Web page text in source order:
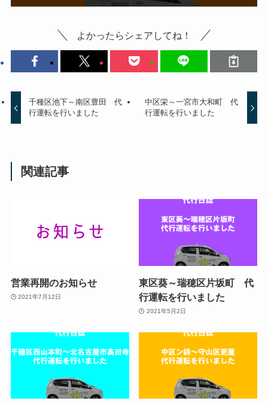
よかったらシェアしてね！
千種区池下～南区豊田 代
行運転を行いました
中区栄～一宮市大和町 代
行運転を行いました
関連記事
営業再開のお知らせ
2021年7月12日
東区葵～瑞穂区片坂町 代
行運転を行いました
2021年5月2日